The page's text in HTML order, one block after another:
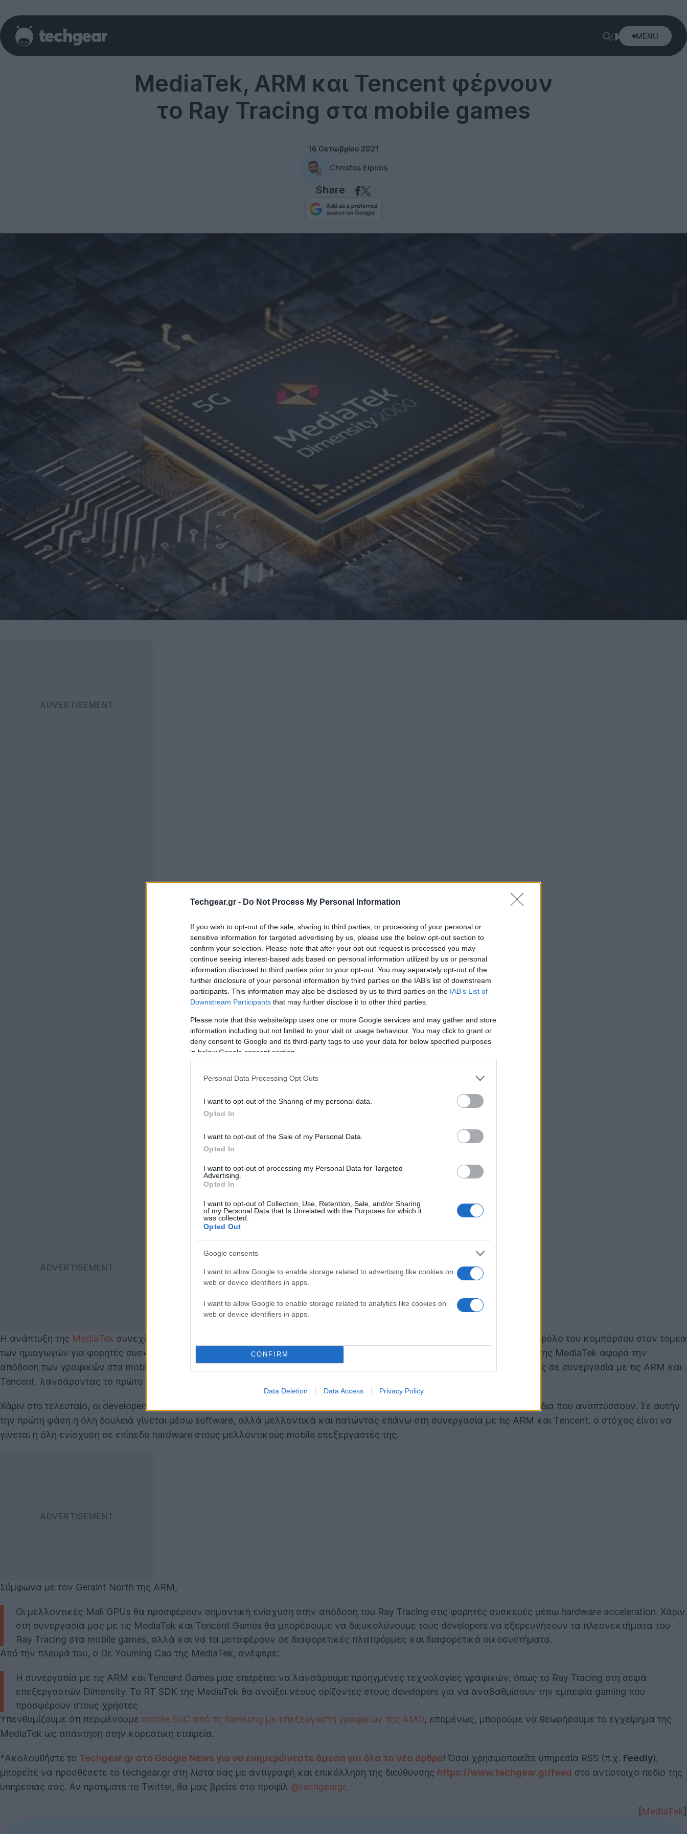
Techgear.gr - Do Not Process My Personal Information
If you wish to opt-out of the sale, sharing to third parties, or processing of your personal or
sensitive information for targeted advertising by us, please use the below opt-out section to
confirm your selection. Please note that after your opt-out request is processed you may
continue seeing interest-based ads based on personal information utilized by us or personal
information disclosed to third parties prior to your opt-out. You may separately opt-out of the
further disclosure of your personal information by third parties on the IAB’s list of downstream
participants. This information may also be disclosed by us to third parties on the IAB’s List of
Downstream Participants that may further disclose it to other third parties.
Please note that this website/app uses one or more Google services and may gather and store
information including but not limited to your visit or usage behaviour. You may click to grant or
deny consent to Google and its third-party tags to use your data for below specified purposes
in below Google consent section.
Personal Data Processing Opt Outs
I want to opt-out of the Sharing of my personal data.
Opted In
I want to opt-out of the Sale of my Personal Data.
Opted In
I want to opt-out of processing my Personal Data for Targeted
Advertising.
Opted In
I want to opt-out of Collection, Use, Retention, Sale, and/or Sharing
of my Personal Data that Is Unrelated with the Purposes for which it
was collected.
Opted Out
Google consents
I want to allow Google to enable storage related to advertising like cookies on
web or device identifiers in apps.
I want to allow Google to enable storage related to analytics like cookies on
web or device identifiers in apps.
CONFIRM
Data Deletion Data Access Privacy Policy
MENU
MediaTek, ARM και Tencent φέρνουν
το Ray Tracing στα mobile games
16 Οκτωβρίου 2021
Christos Elpidis
Share
Η ανάπτυξη της MediaTek συνεχίζεται με εκθετικούς ρυθμούς και η εταιρεία όχι μόνο δεν είναι διατεθειμένη να παίξει τον ρόλο του κομπάρσου στον τομέα
των ημιαγωγών για φορητές συσκευές, αλλά σκοπεύει να ανταγωνιστεί στα ίσια τις παραδοσιακές δυνάμεις. Το νέο βήμα της MediaTek αφορά την
απόδοση των γραφικών στα mobile games και γι’ αυτό επιθυμεί να φέρει τηντεχνολογία Ray Tracing
στις φορητές συσκευές σε συνεργασία με τις ARM και
Tencent, λανσάροντας το πρώτο πακέτο εργαλείων RT SDK.
Χάριν στο τελευταίο, οι developers θα έχουν τη δυνατότητα να ενισχύσουν με πιο ρεαλιστικό τρόπο τον φωτισμό στα παιχνίδια που αναπτύσσουν. Σε αυτήν
την πρώτη φάση η όλη δουλειά γίνεται μέσω software, αλλά μελλοντικά και πατώντας επάνω στη συνεργασία με τις ARM και Tencent, ο στόχος είναι να
γίνεται η όλη ενίσχυση σε επίπεδο hardware στους μελλοντικούς mobile επεξεργαστές της.
Σύμφωνα με τον Geraint North της ARM,
Οι μελλοντικές Mali GPUs θα προσφέρουν σημαντική ενίσχυση στην απόδοση του Ray Tracing στις φορητές συσκευές μέσω hardware acceleration. Χάριν
στη συνεργασία μας με τις MediaTek και Tencent Games θα μπορέσουμε να διευκολύνουμε τους developers να εξερευνήσουν τα πλεονεκτήματα του
Ray Tracing στα mobile games, αλλά και να τα μεταφέρουν σε διαφορετικές πλατφόρμες και διαφορετικά οικοσυστήματα.
Από την πλευρά του, ο Dr. Youming Cao της MediaTek, ανέφερε:
Η συνεργασία με τις ARM και Tencent Games μας επιτρέπει να λανσάρουμε προηγμένες τεχνολογίες γραφικών, όπως το Ray Tracing στη σειρά
επεξεργαστών Dimensity. Το RT SDK της MediaTek θα ανοίξει νέους ορίζοντες στους developers για να αναβαθμίσουν την εμπειρία gaming που
προσφέρουν στους χρήστες.
Υπενθυμίζουμε ότι περιμένουμε mobile SoC από τη Samsung με επεξεργαστή γραφικών της AMD, επομένως, μπορούμε να θεωρήσουμε το εγχείρημα της
MediaTek ως απάντηση στην κορεάτικη εταιρεία.
*Ακολουθήστε το Techgear.gr στο Google News για να ενημερώνεστε άμεσα για όλα τα νέα άρθρα! Όσοι χρησιμοποιείτε υπηρεσία RSS (π.χ. Feedly),
μπορείτε να προσθέσετε το techgear.gr στη λίστα σας με αντιγραφή και επικόλληση της διεύθυνσης https://www.techgear.gr/feed στο αντίστοιχο πεδίο της
υπηρεσίας σας. Αν προτιμάτε το Twitter, θα μας βρείτε στο προφίλ @techgeargr.
MediaTek]